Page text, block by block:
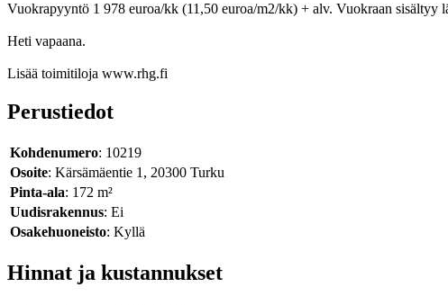
Vuokrapyyntö 1 978 euroa/kk (11,50 euroa/m2/kk) + alv. Vuokraan
Heti vapaana.
Lisää toimitiloja www.rhg.fi
Perustiedot
Kohdenumero: 10219
Osoite: Kärsämäentie 1, 20300 Turku
Pinta-ala: 172 m²
Uudisrakennus: Ei
Osakehuoneisto: Kyllä
Hinnat ja kustannukset